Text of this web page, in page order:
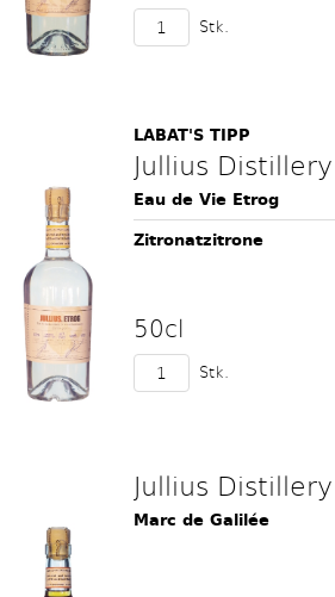
Stk.
LABAT'S TIPP
Jullius Distillery
Eau de Vie Etrog
Zitronatzitrone
50cl
Stk.
Jullius Distillery
Marc de Galilée